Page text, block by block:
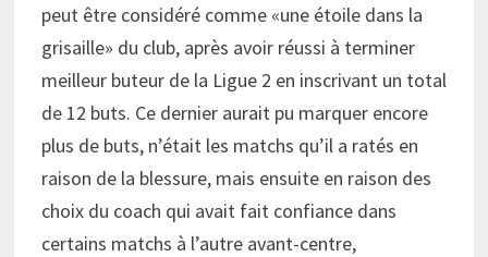
peut être considéré comme «une étoile dans la
grisaille» du club, après avoir réussi à terminer
meilleur buteur de la Ligue 2 en inscrivant un total
de 12 buts. Ce dernier aurait pu marquer encore
plus de buts, n’était les matchs qu’il a ratés en
raison de la blessure, mais ensuite en raison des
choix du coach qui avait fait confiance dans
certains matchs à l’autre avant-centre,